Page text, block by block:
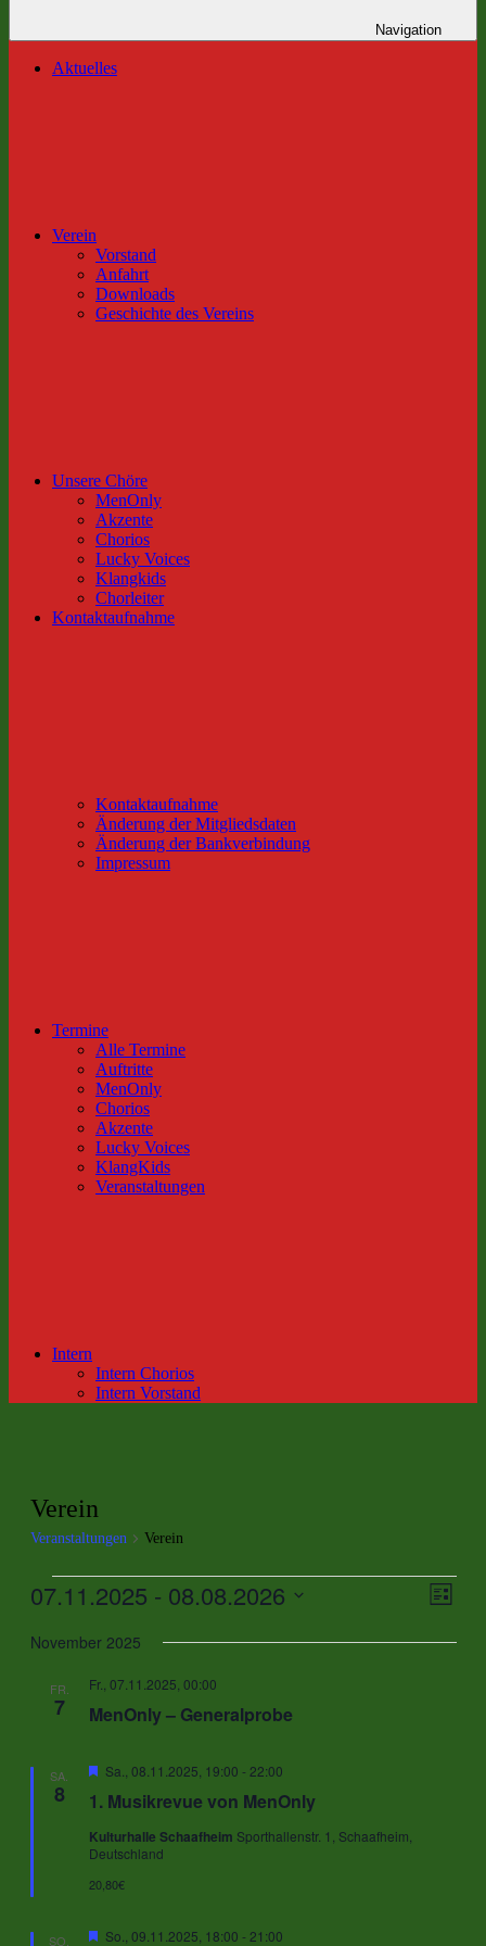
Navigation
Aktuelles
Verein
Vorstand
Anfahrt
Downloads
Geschichte des Vereins
Unsere Chöre
MenOnly
Akzente
Chorios
Lucky Voices
Klangkids
Chorleiter
Kontaktaufnahme
Kontaktaufnahme
Änderung der Mitgliedsdaten
Änderung der Bankverbindung
Impressum
Termine
Alle Termine
Auftritte
MenOnly
Chorios
Akzente
Lucky Voices
KlangKids
Veranstaltungen
Intern
Intern Chorios
Intern Vorstand
Verein
Veranstaltungen Verein
Veranstaltungen Liste
07.11.2025 - 08.08.2026
wählen.
November 2025
FR.
7 MenOnly – Generalprobe
Fr., 07.11.2025, 00:00
SA.
8 1. Musikrevue von MenOnly
Hervorgehoben
Sa., 08.11.2025, 19:00 - 22:00
Kulturhalle Schaafheim Sporthallenstr. 1, Schaafheim,
Deutschland
20,80€
SO. Hervorgehoben
So., 09.11.2025, 18:00 - 21:00